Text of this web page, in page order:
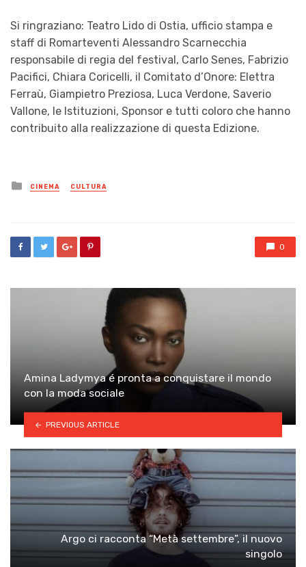
Si ringraziano: Teatro Lido di Ostia, ufficio stampa e
staff di Romarteventi Alessandro Scarnecchia
responsabile di regia del festival, Carlo Senes, Fabrizio
Pacifici, Chiara Coricelli, il Comitato d’Onore: Elettra
Ferraù, Giampietro Preziosa, Luca Verdone, Saverio
Vallone, le Istituzioni, Sponsor e tutti coloro che hanno
contribuito alla realizzazione di questa Edizione.
Posted
in
CINEMA CULTURA
0
Amina Ladymya é pronta a conquistare il mondo
con la moda sociale
PREVIOUS ARTICLE
Argo ci racconta “Metà settembre”, il nuovo
singolo